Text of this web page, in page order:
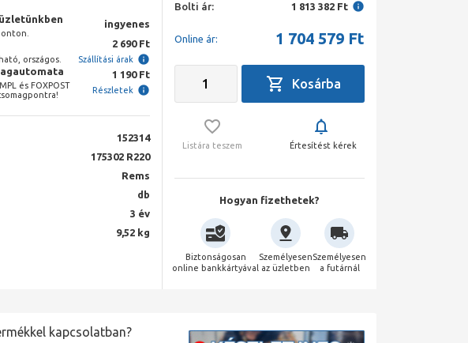
ingyenes
országos.
2 690 Ft
Szállítási árak
és FOXPOST
1 190 Ft
Részletek
152314
175302 R220
Rems
db
3 év
9,52 kg
Bolti ár: 1 813 382 Ft
Online ár: 1 704 579 Ft
Listára teszem Értesítést kérek
Hogyan fizethetek?
Biztonságosan
online bankkártyával
Személyesen
az üzletben
Személyesen
a futárnál
kapcsolatban?